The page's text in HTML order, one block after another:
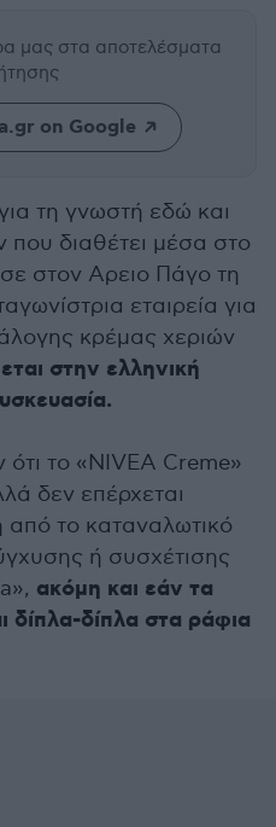
μας στα αποτελέσματα
on Google
τη γνωστή εδώ και
που διαθέτει μέσα στο
στον Αρειο Πάγο τη
εταιρεία για
κρέμας χεριών
στην ελληνική
ότι το «NIVEA Creme»
δεν επέρχεται
από το καταναλωτικό
ή συσχέτισης
ακόμη και εάν τα
δίπλα-δίπλα στα ράφια